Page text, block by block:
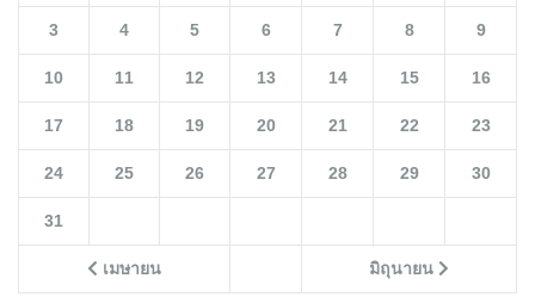
เมษายน มิถุนายน
3 4 5 6 7 8 9
10 11 12 13 14 15 16
17 18 19 20 21 22 23
24 25 26 27 28 29 30
31